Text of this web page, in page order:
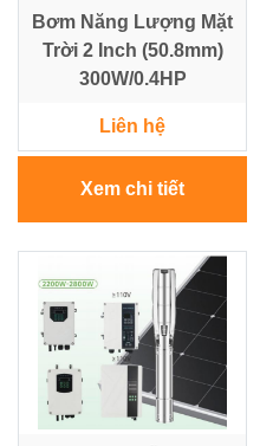
Bơm Năng Lượng Mặt
Trời 2 Inch (50.8mm)
300W/0.4HP
Liên hệ
Xem chi tiết